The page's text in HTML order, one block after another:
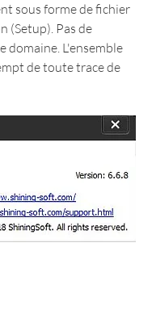
sous forme de fichier
(Setup). Pas de
domaine. L'ensemble
de toute trace de